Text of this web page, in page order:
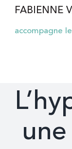
Passer
contenu
FABIENNE
accompagne